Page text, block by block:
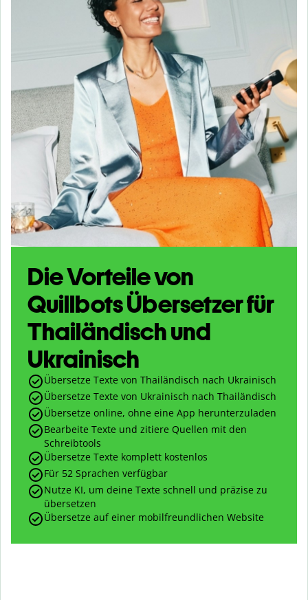
Die Vorteile von
Quillbots Übersetzer für
Thailändisch und
Ukrainisch
Übersetze Texte von Thailändisch nach Ukrainisch
Übersetze Texte von Ukrainisch nach Thailändisch
Übersetze online, ohne eine App herunterzuladen
Bearbeite Texte und zitiere Quellen mit den
Schreibtools
Übersetze Texte komplett kostenlos
Für 52 Sprachen verfügbar
Nutze KI, um deine Texte schnell und präzise zu
übersetzen
Übersetze auf einer mobilfreundlichen Website